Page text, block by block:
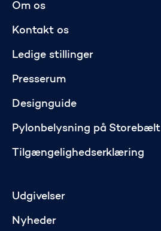
Om os
Kontakt os
Ledige stillinger
Presserum
Designguide
Pylonbelysning på Storebælt
Tilgængelighedserklæring
Udgivelser
Nyheder